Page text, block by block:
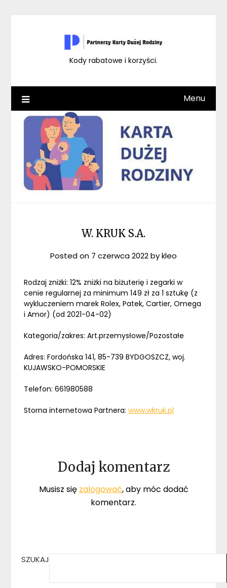
Kody rabatowe i korzyści.
Menu
W. KRUK S.A.
Posted on 7 czerwca 2022bykleo
Rodzaj zniżki: 12% zniżki na biżuterię i zegarki w
cenie regularnej za minimum 149 zł za 1 sztukę (z
wykluczeniem marek Rolex, Patek, Cartier, Omega
i Amor) (od 2021-04-02)
Kategoria/zakres: Art.przemysłowe/Pozostałe
Adres: Fordońska 141, 85-739 BYDGOSZCZ, woj.
KUJAWSKO-POMORSKIE
Telefon: 661980588
Storna internetowa Partnera:www.wkruk.pl
Dodaj komentarz
Musisz się zalogować, aby móc dodać
komentarz.
SZUKAJ